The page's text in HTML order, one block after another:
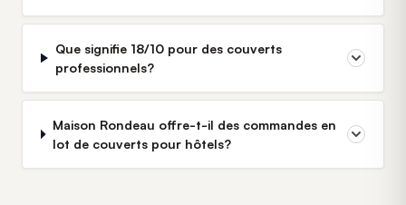
Que signifie 18/10 pour des couverts
professionnels?
Maison Rondeau offre-t-il des commandes en
lot de couverts pour hôtels?